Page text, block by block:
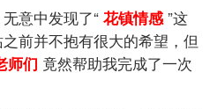
意中发现了“ 花镇情感”这
前并不抱有很大的希望，但
师们 竟然帮助我完成了一次